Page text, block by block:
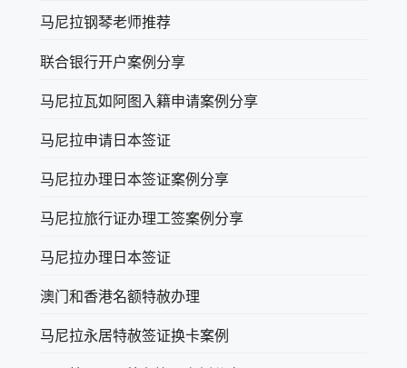
马尼拉钢琴老师推荐
联合银行开户案例分享
马尼拉瓦如阿图入籍申请案例分享
马尼拉申请日本签证
马尼拉办理日本签证案例分享
马尼拉旅行证办理工签案例分享
马尼拉办理日本签证
澳门和香港名额特赦办理
马尼拉永居特赦签证换卡案例